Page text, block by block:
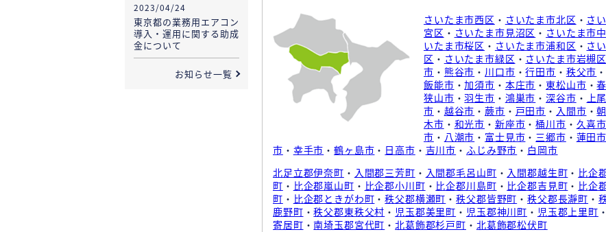
さいたま市西区 ・ さいたま市北区 ・ さ
宮区 ・ さいたま市見沼区 ・ さいたま市
いたま市桜区 ・ さいたま市浦和区 ・ さ
区 ・ さいたま市緑区 ・ さいたま市岩槻区
市 ・ 熊谷市 ・ 川口市 ・行田市 ・ 秩父市
飯能市 ・加須市 ・ 本庄市 ・ 東松山市 ・
狭山市 ・羽生市 ・ 鴻巣市 ・深谷市 ・ 上
市 ・ 越谷市 ・蕨市 ・ 戸田市 ・ 入間市 ・
木市 ・ 和光市 ・ 新座市 ・桶川市 ・ 久喜市
市 ・ 八潮市 ・ 富士見市 ・ 三郷市 ・ 蓮田市
市 ・ 幸手市 ・鶴ヶ島市 ・ 日高市 ・ 吉川市 ・ ふじみ野市 ・ 白岡市
北足立郡伊奈町 ・ 入間郡三芳町 ・ 入間郡毛呂山町 ・ 入間郡越生町 ・ 比企
町 ・ 比企郡嵐山町 ・ 比企郡小川町 ・ 比企郡川島町 ・ 比企郡吉見町 ・ 比企
町 ・ 比企郡ときがわ町 ・秩父郡横瀬町 ・秩父郡皆野町 ・秩父郡長瀞町 ・
鹿野町 ・秩父郡東秩父村 ・ 児玉郡美里町 ・ 児玉郡神川町 ・ 児玉郡上里町 ・
寄居町 ・南埼玉郡宮代町 ・北葛飾郡杉戸町 ・ 北葛飾郡松伏町
2023/04/24
東京都の業務用エアコン
導入・運用に関する助成
金について
お知らせ一覧